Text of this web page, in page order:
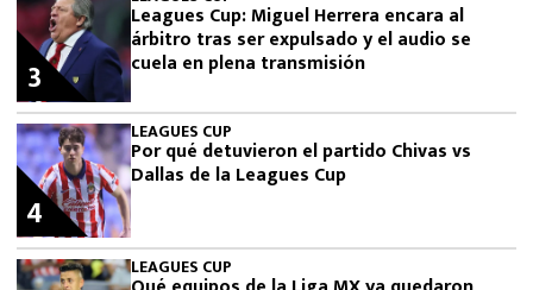
Leagues Cup: Miguel Herrera encara al
árbitro tras ser expulsado y el audio se
cuela en plena transmisión
3
LEAGUES CUP
Por qué detuvieron el partido Chivas vs
Dallas de la Leagues Cup
4
LEAGUES CUP